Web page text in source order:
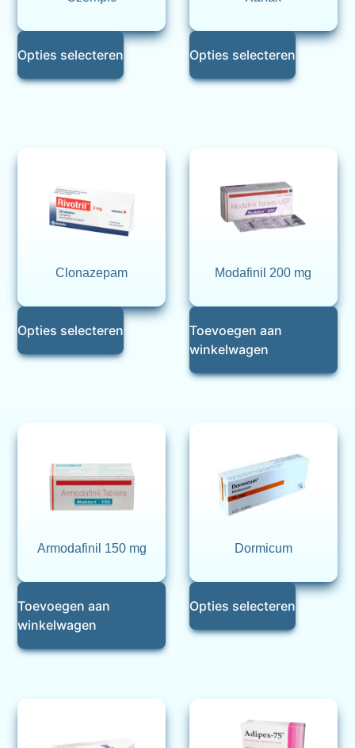
Opties selecteren Opties selecteren
Clonazepam
Opties selecteren
Modafinil 200 mg
Toevoegen aan
winkelwagen
Armodafinil 150 mg
Toevoegen aan
winkelwagen
Dormicum
Opties selecteren